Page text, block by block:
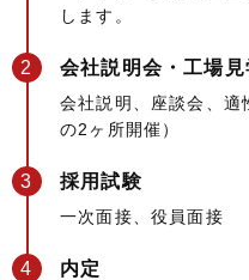
します。
会社説明会・工場見
会社説明、座談会、適
の2ヶ所開催）
採用試験
一次面接、役員面接
内定